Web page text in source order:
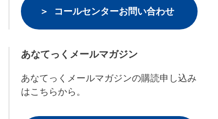
コールセンターお問い合わせ
あなてっくメールマガジン
あなてっくメールマガジンの購読申し込み
はこちらから。